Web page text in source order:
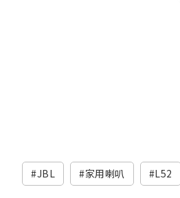
JBL 家用喇叭 L52